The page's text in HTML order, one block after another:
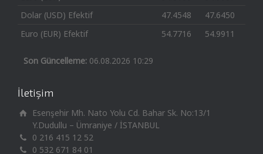
Dolar (USD) Efektif
47.4548
47.6450
Euro (EUR) Efektif
54.7716 54.9911
Son Güncelleme: 06.08.2026 10:29
İletişim
Esenşehir Mh. Nato Yolu Cd. Bahar Sk. No:13/1
Y.Dudullu – Ümraniye / İSTANBUL
0 216 415 12 52
0 532 671 84 01